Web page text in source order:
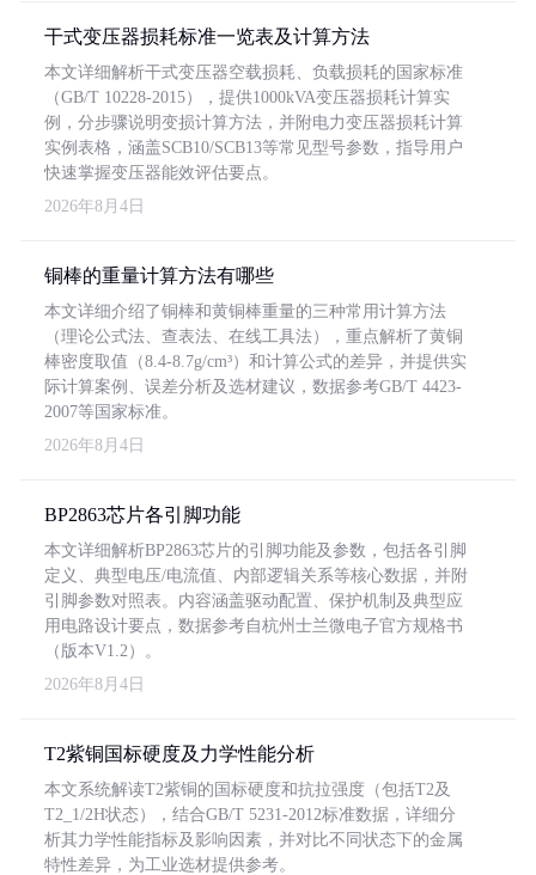
干式变压器损耗标准一览表及计算方法
本文详细解析干式变压器空载损耗、负载损耗的国家标准
（GB/T 10228-2015），提供1000kVA变压器损耗计算实
例，分步骤说明变损计算方法，并附电力变压器损耗计算
实例表格，涵盖SCB10/SCB13等常见型号参数，指导用户
快速掌握变压器能效评估要点。
2026年8月4日
铜棒的重量计算方法有哪些
本文详细介绍了铜棒和黄铜棒重量的三种常用计算方法
（理论公式法、查表法、在线工具法），重点解析了黄铜
棒密度取值（8.4-8.7g/cm³）和计算公式的差异，并提供实
际计算案例、误差分析及选材建议，数据参考GB/T 4423-
2007等国家标准。
2026年8月4日
BP2863芯片各引脚功能
本文详细解析BP2863芯片的引脚功能及参数，包括各引脚
定义、典型电压/电流值、内部逻辑关系等核心数据，并附
引脚参数对照表。内容涵盖驱动配置、保护机制及典型应
用电路设计要点，数据参考自杭州士兰微电子官方规格书
（版本V1.2）。
2026年8月4日
T2紫铜国标硬度及力学性能分析
本文系统解读T2紫铜的国标硬度和抗拉强度（包括T2及
T2_1/2H状态），结合GB/T 5231-2012标准数据，详细分
析其力学性能指标及影响因素，并对比不同状态下的金属
特性差异，为工业选材提供参考。